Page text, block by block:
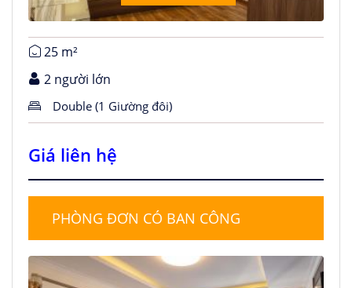
25 m²
2 người lớn
Double (1 Giường đôi)
Giá liên hệ
PHÒNG ĐƠN CÓ BAN CÔNG